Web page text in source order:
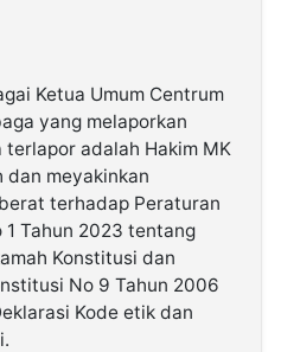
Ketua Umum Centrum
yang melaporkan
adalah Hakim MK
meyakinkan
terhadap Peraturan
Tahun 2023 tentang
Konstitusi dan
No 9 Tahun 2006
Kode etik dan